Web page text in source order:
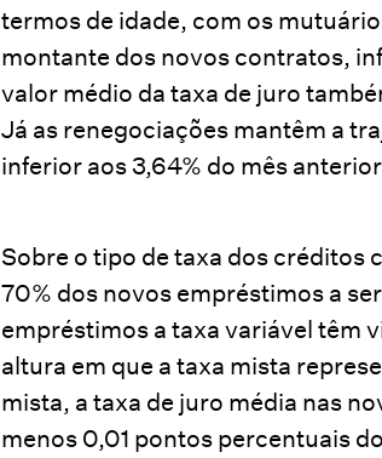
termos de idade, com os
montante dos novos contratos,
valor médio da taxa de juro
Já as renegociações mantêm a
inferior aos 3,64% do mês
Sobre o tipo de taxa dos créditos
70% dos novos empréstimos a
empréstimos a taxa variável têm
altura em que a taxa mista
mista, a taxa de juro média nas
menos 0,01 pontos percentuais